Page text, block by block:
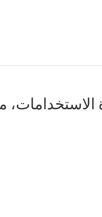
الاستخدامات،